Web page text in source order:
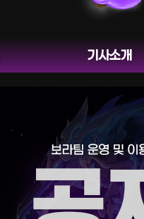
기사소개